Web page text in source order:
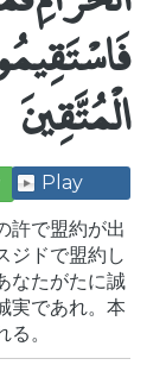
الْمُتَّقِينَ
Play
許で盟約が出
ジドで盟約し
なたがたに誠
実であれ。本
。